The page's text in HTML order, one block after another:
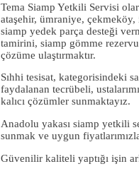
Tema Siamp Yetkili Servisi
ataşehir, ümraniye,
siamp yedek parça desteği
tamirini, siamp gömme
çözüme ulaştırmaktır.
Sıhhi tesisat, kategorisindeki
faydalanan tecrübeli,
kalıcı çözümler sunmaktayız.
Anadolu yakası siamp yetkili
sunmak ve uygun
Güvenilir kaliteli yaptığı işin